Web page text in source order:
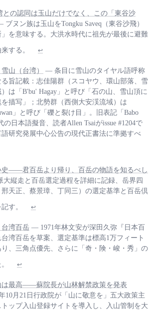
との認同は玉山だけでなく、この「東谷沙
ブヌン族は玉山をTongku Saveq（東谷沙飛）
を意味する。大洪水時代に祖先が最後に避難
する。 ↩
山（台湾）
— 条目に雪山のタイヤル語呼称
旨記載：志佳陽群（スコヤウ、環山部落、雪
は「B'bu' Hagay」と呼び「石の山、雪山頂に
描写」；北勢群（西側大安渓流域）は
」と呼び「礫と裂け目」。旧表記「Babo
の日本語擬音、読者Allen Tsaiがissue #1204で
研究発展中心公告の現代正書法に準拠すべ
史——君百岳より帰り、百岳の物語を知るべし
縦走と百岳選定過程を詳細に記録、岳界四
天正、蔡景璋、丁同三）の選定基準と百岳倶
す。 ↩
湾百岳 — 1971年林文安が深田久弥『日本百
湾百岳を草案、選定基準は標高1万フィート
、三角点優先、さらに「奇・険・峻・秀」の
↩
は最高——蘇院長が山林解禁政策を発表
10月21日行政院が「山に敬意を」五大政策主
ップ入山登録サイトを導入し、入山管制を大